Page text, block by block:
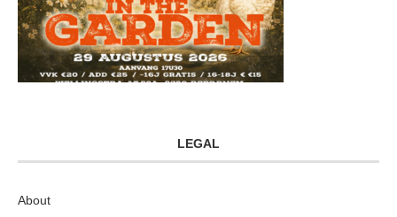
LEGAL
About